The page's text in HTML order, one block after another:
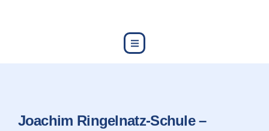
Joachim Ringelnatz-Schule –